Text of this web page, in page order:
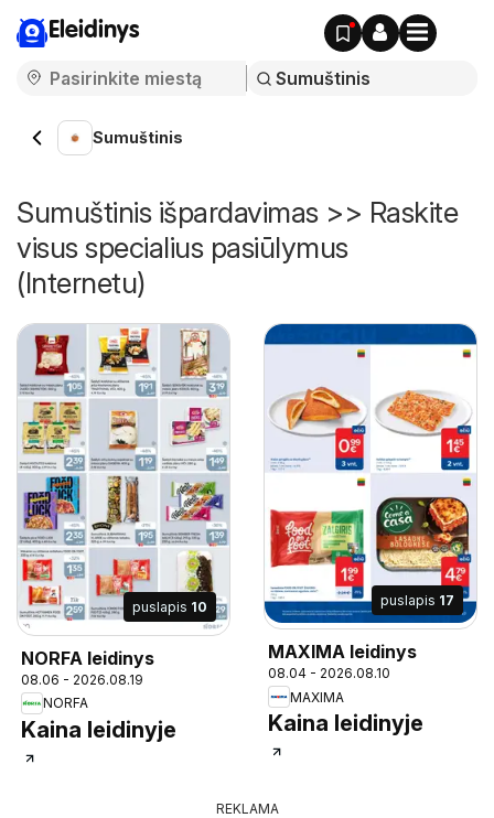
Eleidinys
Sumuštinis
Sumuštinis išpardavimas >> Raskite
visus specialius pasiūlymus
(Internetu)
puslapis 10
NORFA leidinys
08.06 - 2026.08.19
NORFA
Kaina leidinyje
puslapis 17
MAXIMA leidinys
08.04 - 2026.08.10
MAXIMA
Kaina leidinyje
REKLAMA